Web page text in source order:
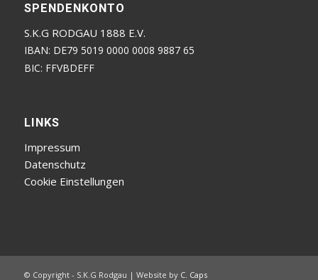
SPENDENKONTO
S.K.G RODGAU 1888 E.V.
IBAN: DE79 5019 0000 0008 9887 65
BIC: FFVBDEFF
LINKS
Impressum
Datenschutz
Cookie Einstellungen
© Copyright - S.K.G Rodgau | Website by C. Caps